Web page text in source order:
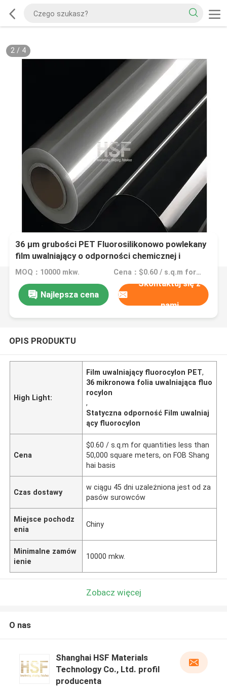
2/ 4
36 μm grubości PET Fluorosilikonowo powlekany
film uwalniający o odporności chemicznej i
wysokiej temperaturze
MOQ：10000 mkw. Cena：$0.60 / s.q.m for quantities less than 50,000 square meters, on FOB Shanghai basis
Najlepsza cena
Skontaktuj się z
nami
OPIS PRODUKTU
High Light:
Film uwalniający fluorocylon PET,
36 mikronowa folia uwalniająca fluo
rocylon
,
Statyczna odporność Film uwalniaj
ący fluorocylon
Cena
$0.60 / s.q.m for quantities less than
50,000 square meters, on FOB Shang
hai basis
Czas dostawy
w ciągu 45 dni uzależniona jest od za
pasów surowców
Miejsce pochodz
enia
Chiny
Minimalne zamów
ienie
10000 mkw.
Zobacz więcej
O nas
Shanghai HSF Materials
Technology Co., Ltd. profil
producenta